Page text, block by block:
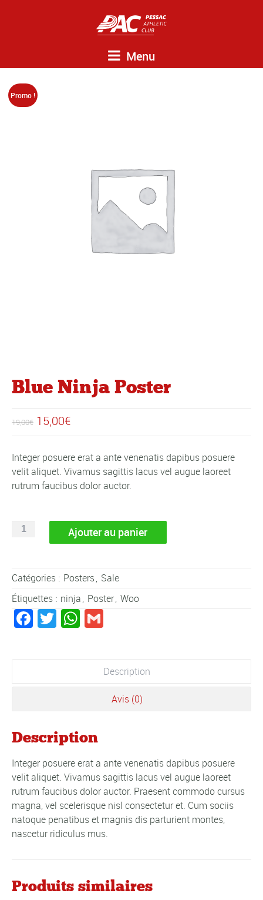
Menu
Promo !
Blue Ninja Poster
19,00€ Le
initial
était :
19,00€.
15,00€Le
actuel
est :
15,00€.
Integer posuere erat a ante venenatis dapibus posuere
velit aliquet. Vivamus sagittis lacus vel augue laoreet
rutrum faucibus dolor auctor.
quantité
Poster
Ajouter au panier
Catégories : Posters, Sale
Étiquettes : ninja, Poster, Woo
Facebook
TwitterWhatsApp
Description
Avis (0)
Description
Integer posuere erat a ante venenatis dapibus posuere
velit aliquet. Vivamus sagittis lacus vel augue laoreet
rutrum faucibus dolor auctor. Praesent commodo cursus
magna, vel scelerisque nisl consectetur et. Cum sociis
natoque penatibus et magnis dis parturient montes,
nascetur ridiculus mus.
Produits similaires